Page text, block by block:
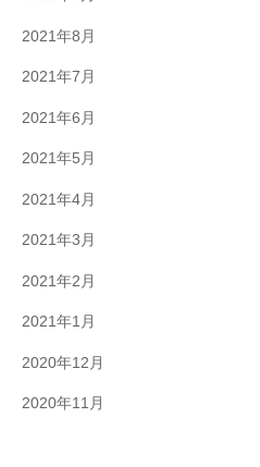
2021年8月
2021年7月
2021年6月
2021年5月
2021年4月
2021年3月
2021年2月
2021年1月
2020年12月
2020年11月